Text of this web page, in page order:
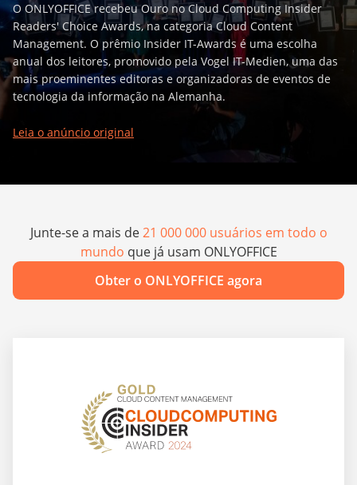
O ONLYOFFICE recebeu Ouro no Cloud Computing Insider
Readers' Choice Awards, na categoria Cloud Content
Management. O prêmio Insider IT-Awards é uma escolha
anual dos leitores, promovido pela Vogel IT-Medien, uma das
mais proeminentes editoras e organizadoras de eventos de
tecnologia da informação na Alemanha.
Leia o anúncio original
Junte-se a mais de21 000 000 usuários em todo o
mundo que já usam ONLYOFFICE
Obter o ONLYOFFICE agora